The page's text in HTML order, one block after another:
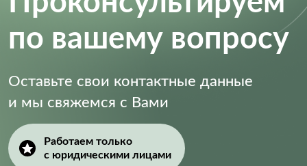
по вашему вопросу
Оставьте свои контактные данные
и мы свяжемся с Вами
Работаем только
с юридическими лицами